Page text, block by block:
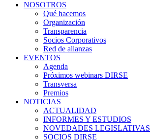
NOSOTROS
Qué hacemos
Organización
Transparencia
Socios Corporativos
Red de alianzas
EVENTOS
Agenda
Próximos webinars DIRSE
Transversa
Premios
NOTICIAS
ACTUALIDAD
INFORMES Y ESTUDIOS
NOVEDADES LEGISLATIVAS
SOCIOS DIRSE